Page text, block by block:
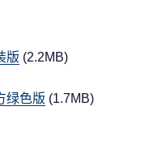
版 (2.2MB)
绿色版 (1.7MB)